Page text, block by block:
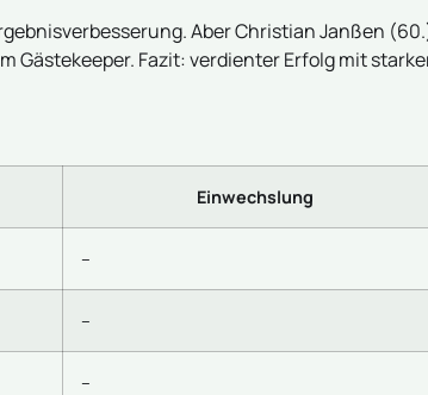
Aber Christian Janßen
Gästekeeper. Fazit: verdienter Erfolg mit
Einwechslung
–
–
–